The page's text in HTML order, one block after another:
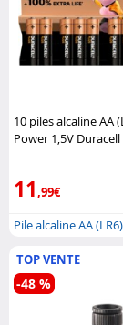
10 piles alcaline AA
Power 1,5V Duracell
11 ,99€
Pile alcaline AA (LR6)
TOP VENTE
-48 %